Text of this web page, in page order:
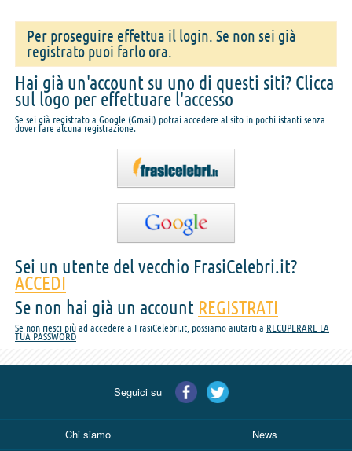
Per proseguire effettua il login. Se non sei già
registrato puoi farlo ora.
Hai già un'account su uno di questi siti? Clicca
sul logo per effettuare l'accesso
Se sei già registrato a Google (Gmail) potrai accedere al sito in pochi istanti senza
dover fare alcuna registrazione.
Sei un utente del vecchio FrasiCelebri.it?
ACCEDI
Se non hai già un account REGISTRATI
Se non riesci più ad accedere a FrasiCelebri.it, possiamo aiutarti a RECUPERARE LA
TUA PASSWORD
Seguici su
Chi siamo News